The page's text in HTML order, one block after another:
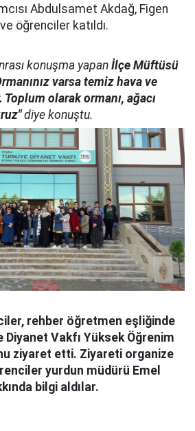
Abdulsamet Akdağ, Figen
öğrenciler katıldı.
konuşma yapan İlçe Müftüsü
varsa temiz hava ve
Toplum olarak ormanı, ağacı
diye konuştu.
rehber öğretmen eşliğinde
Diyanet Vakfı Yüksek Öğrenim
ziyaret etti. Ziyareti organize
yurdun müdürü Emel
bilgi aldılar.